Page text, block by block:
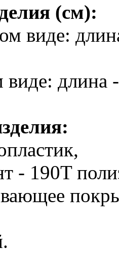
(см):
виде:
виде: длина
- 190T